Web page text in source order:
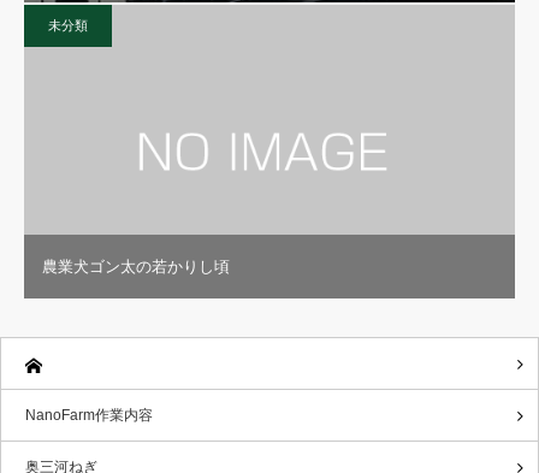
未分類
農業犬ゴン太の若かりし頃
NanoFarm作業内容
奥三河ねぎ